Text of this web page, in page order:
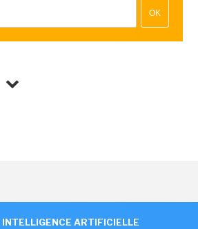
OK
INTELLIGENCE ARTIFICIELLE